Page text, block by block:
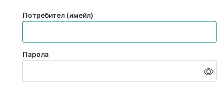
Потребител (имейл)
Парола